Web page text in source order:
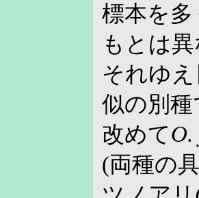
標本を
もとは
それゆ
似の別
改めてO.
(両種の